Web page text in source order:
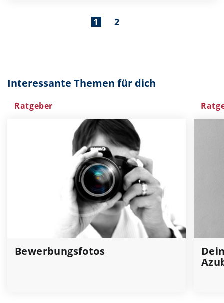
1 2
Interessante Themen für dich
Ratgeber
Bewerbungsfotos